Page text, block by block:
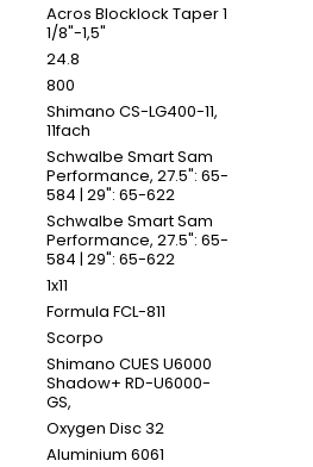
Acros Blocklock Taper 1
1/8"-1,5"
24.8
800
Shimano CS-LG400-11,
11fach
Schwalbe Smart Sam
Performance, 27.5": 65-
584 | 29": 65-622
Schwalbe Smart Sam
Performance, 27.5": 65-
584 | 29": 65-622
1x11
Formula FCL-811
Scorpo
Shimano CUES U6000
Shadow+ RD-U6000-
GS,
Oxygen Disc 32
Aluminium 6061